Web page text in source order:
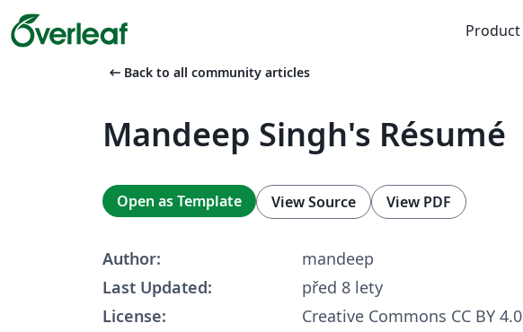
Product
arrow_left_alt Back to all community articles
Mandeep Singh's Résumé
Open as Template View Source View PDF
Author:
mandeep
Last Updated:
před 8 lety
License:
Creative Commons CC BY 4.0